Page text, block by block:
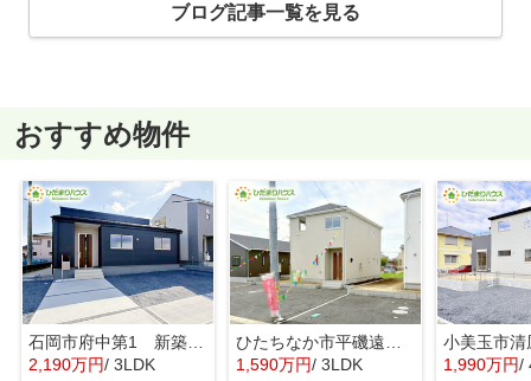
ブログ記事一覧を見る
おすすめ物件
石岡市府中第1 新築戸建 3号棟
2,190万円/ 3LDK
1,590万円/ 3LDK 1,990万円/